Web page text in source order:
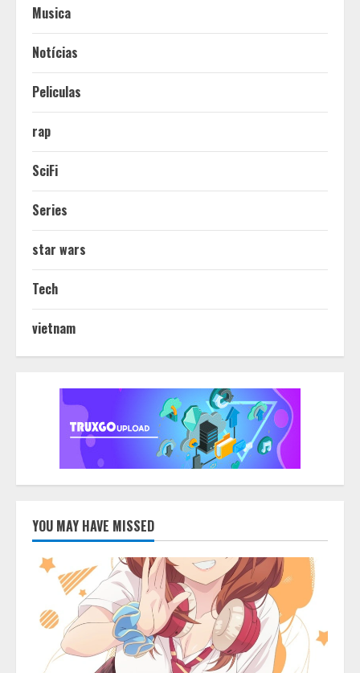
Musica
Notícias
Peliculas
rap
SciFi
Series
star wars
Tech
vietnam
YOU MAY HAVE MISSED